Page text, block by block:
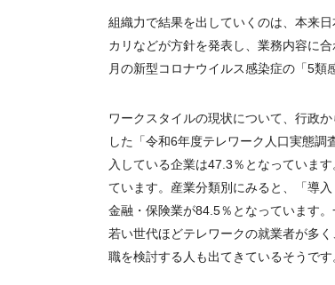
組織力で結果を出していくのは、本来
カリなどが方針を発表し、業務内容に
月の新型コロナウイルス感染症の「5類
ワークスタイルの現状について、行政か
した「令和6年度テレワーク人口実態調
入している企業は47.3％となっていま
ています。産業分類別にみると、「導
金融・保険業が84.5％となっています
若い世代ほどテレワークの就業者が多
職を検討する人も出てきているそうです